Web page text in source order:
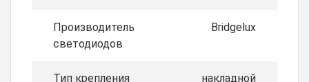
Производитель
светодиодов
Bridgelux
Тип крепления накладной